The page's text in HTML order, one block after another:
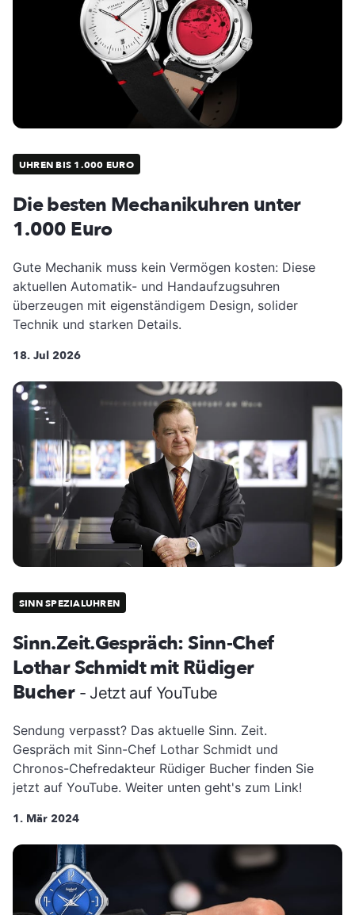
UHREN BIS 1.000 EURO
Die besten Mechanikuhren unter
1.000 Euro
Gute Mechanik muss kein Vermögen kosten: Diese
aktuellen Automatik- und Handaufzugsuhren
überzeugen mit eigenständigem Design, solider
Technik und starken Details.
18. Jul 2026
SINN SPEZIALUHREN
Sinn.Zeit.Gespräch: Sinn-Chef
Lothar Schmidt mit Rüdiger
Bucher - Jetzt auf YouTube
Sendung verpasst? Das aktuelle Sinn. Zeit.
Gespräch mit Sinn-Chef Lothar Schmidt und
Chronos-Chefredakteur Rüdiger Bucher finden Sie
jetzt auf YouTube. Weiter unten geht's zum Link!
1. Mär 2024